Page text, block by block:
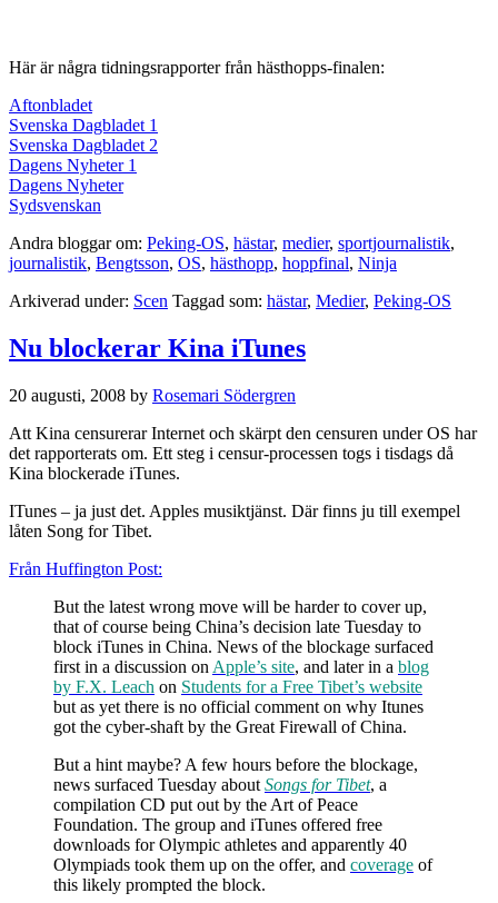
Här är några tidningsrapporter från hästhopps-finalen:
Aftonbladet
Svenska Dagbladet 1
Svenska Dagbladet 2
Dagens Nyheter 1
Dagens Nyheter
Sydsvenskan
Andra bloggar om: Peking-OS, hästar, medier, sportjournalistik,
journalistik, Bengtsson, OS, hästhopp, hoppfinal, Ninja
Arkiverad under: Scen Taggad som: hästar, Medier, Peking-OS
Nu blockerar Kina iTunes
20 augusti, 2008 by Rosemari Södergren
Att Kina censurerar Internet och skärpt den censuren under OS har
det rapporterats om. Ett steg i censur-processen togs i tisdags då
Kina blockerade iTunes.
ITunes – ja just det. Apples musiktjänst. Där finns ju till exempel
låten Song for Tibet.
Från Huffington Post:
But the latest wrong move will be harder to cover up,
that of course being China’s decision late Tuesday to
block iTunes in China. News of the blockage surfaced
first in a discussion on Apple’s site, and later in a blog
by F.X. Leach on Students for a Free Tibet’s website
but as yet there is no official comment on why Itunes
got the cyber-shaft by the Great Firewall of China.
But a hint maybe? A few hours before the blockage,
news surfaced Tuesday about Songs for Tibet, a
compilation CD put out by the Art of Peace
Foundation. The group and iTunes offered free
downloads for Olympic athletes and apparently 40
Olympiads took them up on the offer, and coverage of
this likely prompted the block.